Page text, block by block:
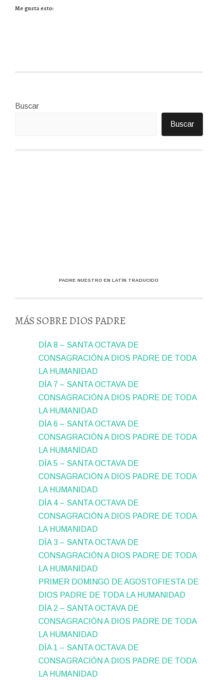
Me gusta esto:
Buscar
Buscar
PADRE NUESTRO EN LATÍN TRADUCIDO
MÁS SOBRE DIOS PADRE
DÍA 8 – SANTA OCTAVA DE
CONSAGRACIÓN A DIOS PADRE DE TODA
LA HUMANIDAD
DÍA 7 – SANTA OCTAVA DE
CONSAGRACIÓN A DIOS PADRE DE TODA
LA HUMANIDAD
DÍA 6 – SANTA OCTAVA DE
CONSAGRACIÓN A DIOS PADRE DE TODA
LA HUMANIDAD
DÍA 5 – SANTA OCTAVA DE
CONSAGRACIÓN A DIOS PADRE DE TODA
LA HUMANIDAD
DÍA 4 – SANTA OCTAVA DE
CONSAGRACIÓN A DIOS PADRE DE TODA
LA HUMANIDAD
DÍA 3 – SANTA OCTAVA DE
CONSAGRACIÓN A DIOS PADRE DE TODA
LA HUMANIDAD
PRIMER DOMINGO DE AGOSTOFIESTA DE
DIOS PADRE DE TODA LA HUMANIDAD
DÍA 2 – SANTA OCTAVA DE
CONSAGRACIÓN A DIOS PADRE DE TODA
LA HUMANIDAD
DÍA 1 – SANTA OCTAVA DE
CONSAGRACIÓN A DIOS PADRE DE TODA
LA HUMANIDAD